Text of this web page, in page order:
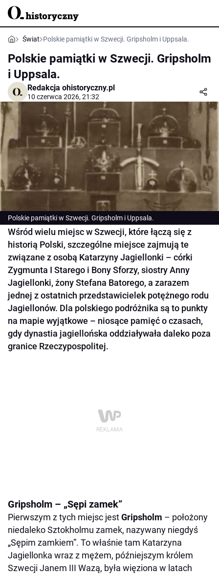
Świat Polskie pamiątki w Szwecji. Gripsholm i Uppsala.
Polskie pamiątki w Szwecji. Gripsholm
i Uppsala.
Redakcja ohistoryczny.pl
10 czerwca 2026, 21:32
Polskie pamiątki w Szwecji. Gripsholm i Uppsala.
Wśród wielu miejsc w Szwecji, które łączą się z
historią Polski, szczególne miejsce zajmują te
związane z osobą Katarzyny Jagiellonki – córki
Zygmunta I Starego i Bony Sforzy, siostry Anny
Jagiellonki, żony Stefana Batorego, a zarazem
jednej z ostatnich przedstawicielek potężnego rodu
Jagiellonów. Dla polskiego podróżnika są to punkty
na mapie wyjątkowe – niosące pamięć o czasach,
gdy dynastia jagiellońska oddziaływała daleko poza
granice Rzeczypospolitej.
Gripsholm – „Sępi zamek”
Pierwszym z tych miejsc jestGripsholm – położony
niedaleko Sztokholmu zamek, nazywany niegdyś
„Sępim zamkiem”. To właśnie tam Katarzyna
Jagiellonka wraz z mężem, późniejszym królem
Szwecji Janem III Wazą, była więziona w latach